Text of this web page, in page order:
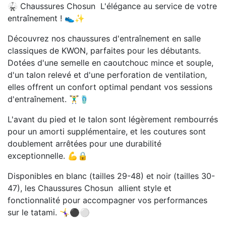
🥋 Chaussures Chosun L'élégance au service de votre
entraînement ! 👟✨
Découvrez nos chaussures d'entraînement en salle
classiques de KWON, parfaites pour les débutants.
Dotées d'une semelle en caoutchouc mince et souple,
d'un talon relevé et d'une perforation de ventilation,
elles offrent un confort optimal pendant vos sessions
d'entraînement. 🏋️‍♂️🩴
L'avant du pied et le talon sont légèrement rembourrés
pour un amorti supplémentaire, et les coutures sont
doublement arrêtées pour une durabilité
exceptionnelle. 💪🔒
Disponibles en blanc (tailles 29-48) et noir (tailles 30-
47), les Chaussures Chosun allient style et
fonctionnalité pour accompagner vos performances
sur le tatami. 🤸‍♀️⚫⚪